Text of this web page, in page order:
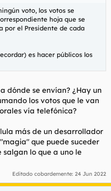
voto, los votos se
hoja que se
por el Presidente de cada
es hacer públicos los
dónde se envían? ¿Hay un
los votos que le van
vía telefónica?
más de un desarrollador
que puede suceder
lo que a uno le
Editado cobardemente: 24 Jun 2022